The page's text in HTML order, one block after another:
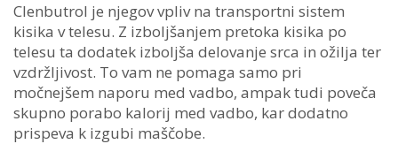
Clenbutrol je njegov vpliv na transportni sistem
kisika v telesu. Z izboljšanjem pretoka kisika po
telesu ta dodatek izboljša delovanje srca in ožilja ter
vzdržljivost. To vam ne pomaga samo pri
močnejšem naporu med vadbo, ampak tudi poveča
skupno porabo kalorij med vadbo, kar dodatno
prispeva k izgubi maščobe.